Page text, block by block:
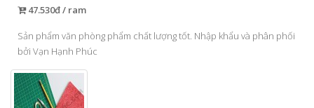
47.530đ / ram
Sản phẩm văn phòng phẩm chất lượng tốt. Nhập khẩu và phân phối
bởi Vạn Hạnh Phúc